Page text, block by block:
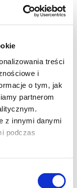
treści
i
o tym, jak
partnerom
z innymi danymi
podczas